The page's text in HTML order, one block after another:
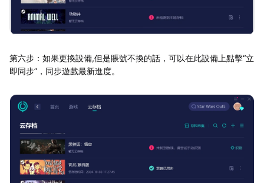
第六步：如果更換設備,但是賬號不換的話，可以在此設備上點擊“立
即同步”，同步遊戲最新進度。